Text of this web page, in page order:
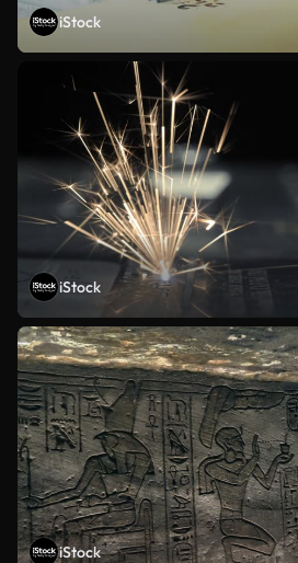
iStock
iStock
iStock